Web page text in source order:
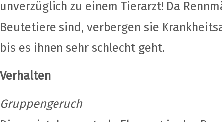
unverzüglich zu einem Tierarzt! Da
Beutetiere sind, verbergen sie
bis es ihnen sehr schlecht geht.
Verhalten
Gruppengeruch